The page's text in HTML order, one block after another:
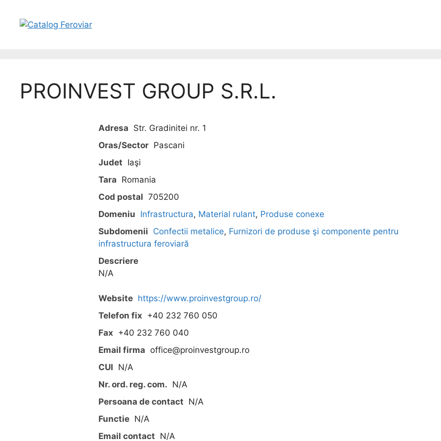
PROINVEST GROUP S.R.L.
Adresa Str. Gradinitei nr. 1
Oras/Sector Pascani
Judet Iaşi
Tara Romania
Cod postal 705200
Domeniu Infrastructura, Material rulant, Produse conexe
Subdomenii Confectii metalice, Furnizori de produse şi componente pentru
infrastructura feroviară
Descriere
N/A
Website https://www.proinvestgroup.ro/
Telefon fix +40 232 760 050
Fax +40 232 760 040
Email firma office@proinvestgroup.ro
CUI N/A
Nr. ord. reg. com. N/A
Persoana de contact N/A
Functie N/A
Email contact N/A